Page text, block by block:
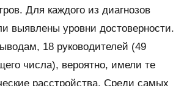
Для каждого из диагнозов
выявлены уровни достоверности.
18 руководителей (49
числа), вероятно, имели те
расстройства. Среди самых